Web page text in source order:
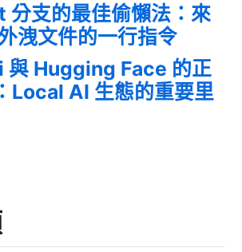
分支的最佳偷懶法：來
洩文件的一行指令
與 Hugging Face 的正
Local AI 生態的重要里